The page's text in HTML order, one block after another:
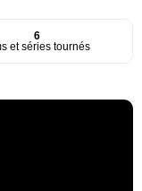
6
et séries tournés